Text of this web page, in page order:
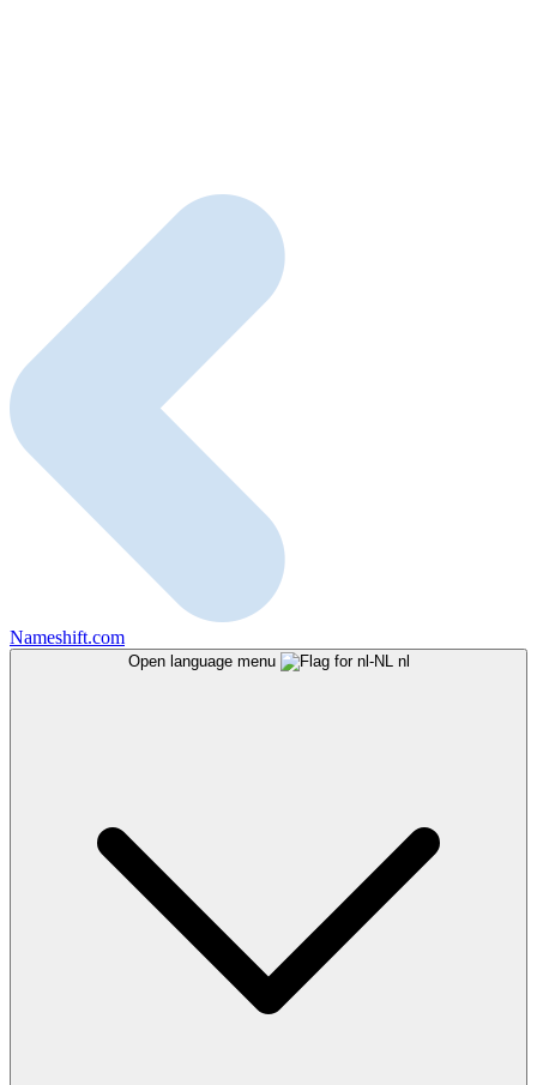
Nameshift.com
Open language menu nl